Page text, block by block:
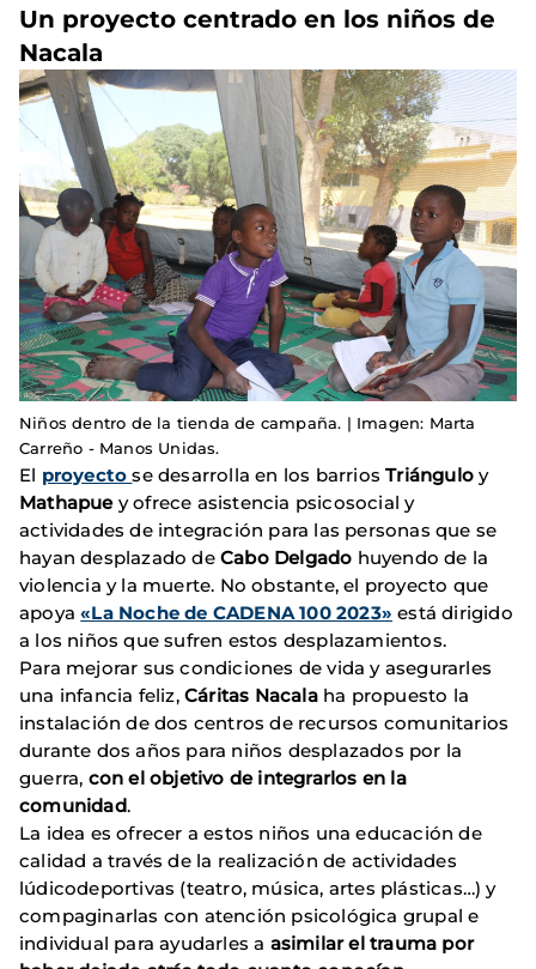
Un proyecto centrado en los niños de
Nacala
Niños dentro de la tienda de campaña. | Imagen: Marta
Carreño - Manos Unidas.
El proyectose desarrolla en los barriosTriánguloy
Mathapue y ofrece asistencia psicosocial y
actividades de integración para las personas que se
hayan desplazado de Cabo Delgado huyendo de la
violencia y la muerte. No obstante, el proyecto que
apoya«La Noche de CADENA 100 2023» está dirigido
a los niños que sufren estos desplazamientos.
Para mejorar sus condiciones de vida y asegurarles
una infancia feliz, Cáritas Nacalaha propuesto la
instalación de dos centros de recursos comunitarios
durante dos años para niños desplazados por la
guerra, con el objetivo de integrarlos en la
comunidad.
La idea es ofrecer a estos niños una educación de
calidad a través de la realización de actividades
lúdicodeportivas (teatro, música, artes plásticas…) y
compaginarlas con atención psicológica grupal e
individual para ayudarles a asimilar el trauma por